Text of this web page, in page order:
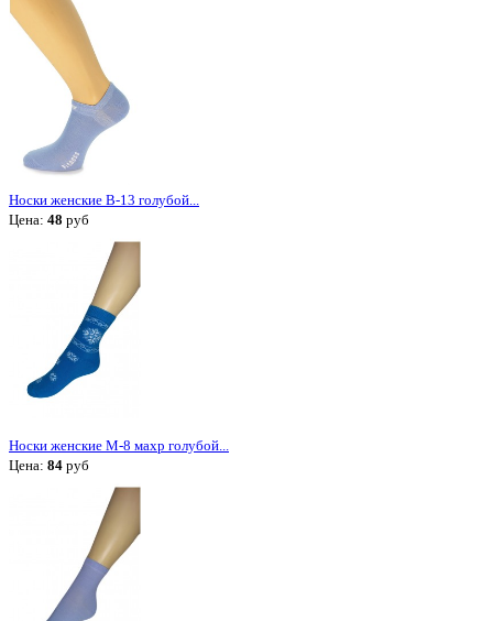
Носки женские В-13 голубой...
Цена: 48 руб
Носки женские М-8 махр голубой...
Цена: 84 руб